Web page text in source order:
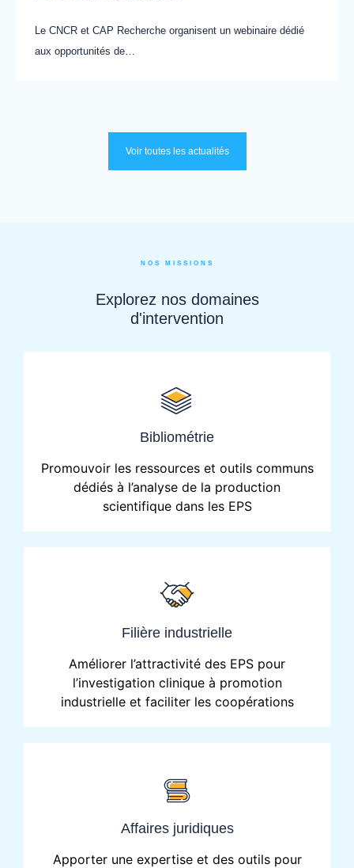
Le CNCR et CAP Recherche organisent un webinaire dédié
aux opportunités de…
Voir toutes les actualités
NOS MISSIONS
Explorez nos domaines
d'intervention
Bibliométrie
Promouvoir les ressources et outils communs
dédiés à l’analyse de la production
scientifique dans les EPS
Filière industrielle
Améliorer l’attractivité des EPS pour
l’investigation clinique à promotion
industrielle et faciliter les coopérations
Affaires juridiques
Apporter une expertise et des outils pour